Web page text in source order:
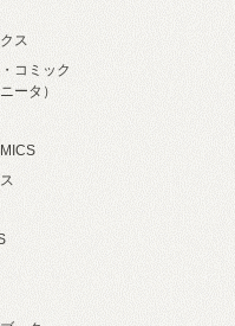
ス
コミック
ータ）